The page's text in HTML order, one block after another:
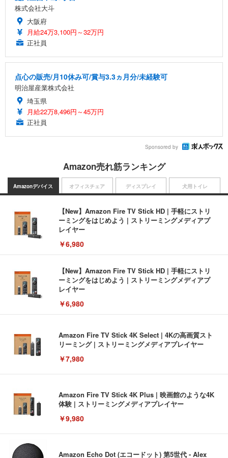
株式会社大斗
大阪府
月給24万3,100円～32万円
正社員
点心の販売/月10休み可/賞与3.3ヵ月分/未経験可
明治屋産業株式会社
埼玉県
月給22万8,496円～45万円
正社員
Sponsored by
Amazon売れ筋ランキング
Amazonデバイス
【New】Amazon Fire TV Stick HD | 手軽にストリ
ーミングをはじめよう | ストリーミングメディアプ
レイヤー
￥6,980
【New】Amazon Fire TV Stick HD | 手軽にストリ
ーミングをはじめよう | ストリーミングメディアプ
レイヤー
￥6,980
Amazon Fire TV Stick 4K Select | 4Kの高画質スト
リーミング | ストリーミングメディアプレイヤー
￥7,980
Amazon Fire TV Stick 4K Plus | 映画館のような4K
体験 | ストリーミングメディアプレイヤー
￥9,980
Amazon Echo Dot (エコードット) 第5世代 - Alex
オフィスチェア ディスプレイ 犬用トイレ